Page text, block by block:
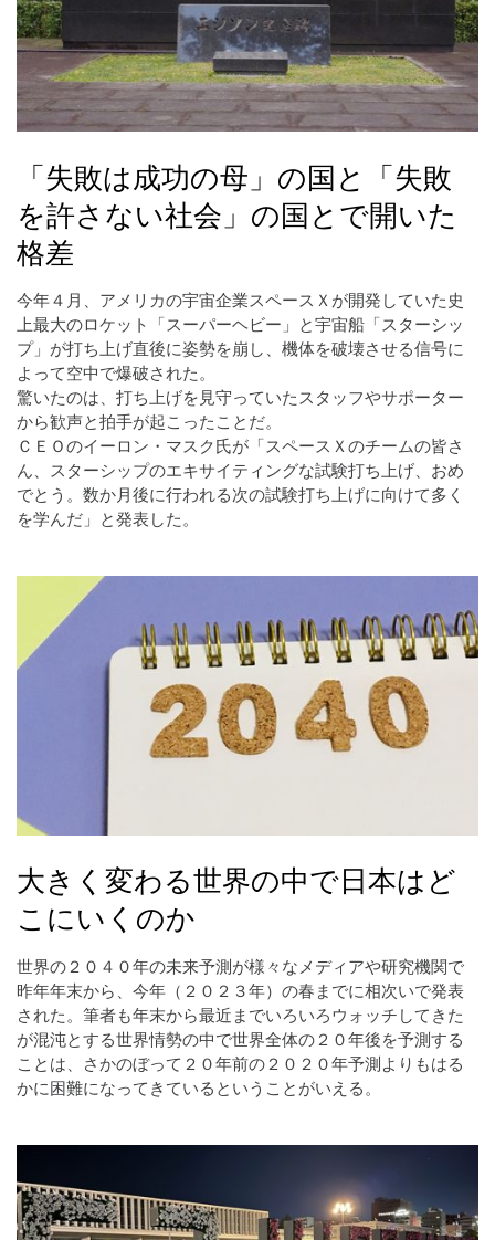
「失敗は成功の母」の国と「失敗
を許さない社会」の国とで開いた
格差
今年４月、アメリカの宇宙企業スペースＸが開発していた史
上最大のロケット「スーパーヘビー」と宇宙船「スターシッ
プ」が打ち上げ直後に姿勢を崩し、機体を破壊させる信号に
よって空中で爆破された。
驚いたのは、打ち上げを見守っていたスタッフやサポーター
から歓声と拍手が起こったことだ。
ＣＥＯのイーロン・マスク氏が「スペースＸのチームの皆さ
ん、スターシップのエキサイティングな試験打ち上げ、おめ
でとう。数か月後に行われる次の試験打ち上げに向けて多く
を学んだ」と発表した。
大きく変わる世界の中で日本はど
こにいくのか
世界の２０４０年の未来予測が様々なメディアや研究機関で
昨年年末から、今年（２０２３年）の春までに相次いで発表
された。筆者も年末から最近までいろいろウォッチしてきた
が混沌とする世界情勢の中で世界全体の２０年後を予測する
ことは、さかのぼって２０年前の２０２０年予測よりもはる
かに困難になってきているということがいえる。